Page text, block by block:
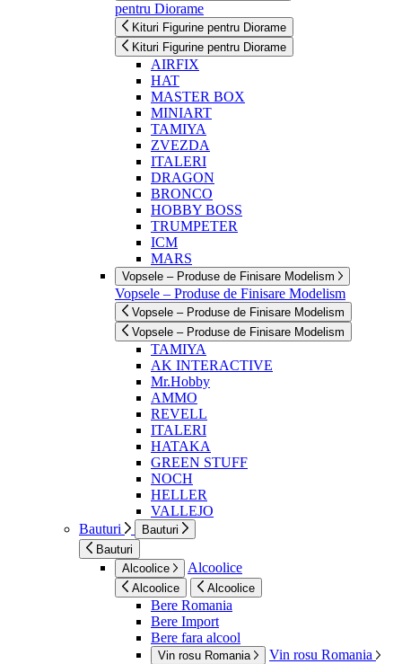
pentru Diorame
Kituri Figurine pentru Diorame
Kituri Figurine pentru Diorame
AIRFIX
HAT
MASTER BOX
MINIART
TAMIYA
ZVEZDA
ITALERI
DRAGON
BRONCO
HOBBY BOSS
TRUMPETER
ICM
MARS
Vopsele – Produse de Finisare Modelism
Vopsele – Produse de Finisare Modelism
Vopsele – Produse de Finisare Modelism
Vopsele – Produse de Finisare Modelism
TAMIYA
AK INTERACTIVE
Mr.Hobby
AMMO
REVELL
ITALERI
HATAKA
GREEN STUFF
NOCH
HELLER
VALLEJO
Bauturi
Bauturi
Bauturi
Alcoolice
Alcoolice
Alcoolice Alcoolice
Bere Romania
Bere Import
Bere fara alcool
Vin rosu Romania Vin rosu Romania